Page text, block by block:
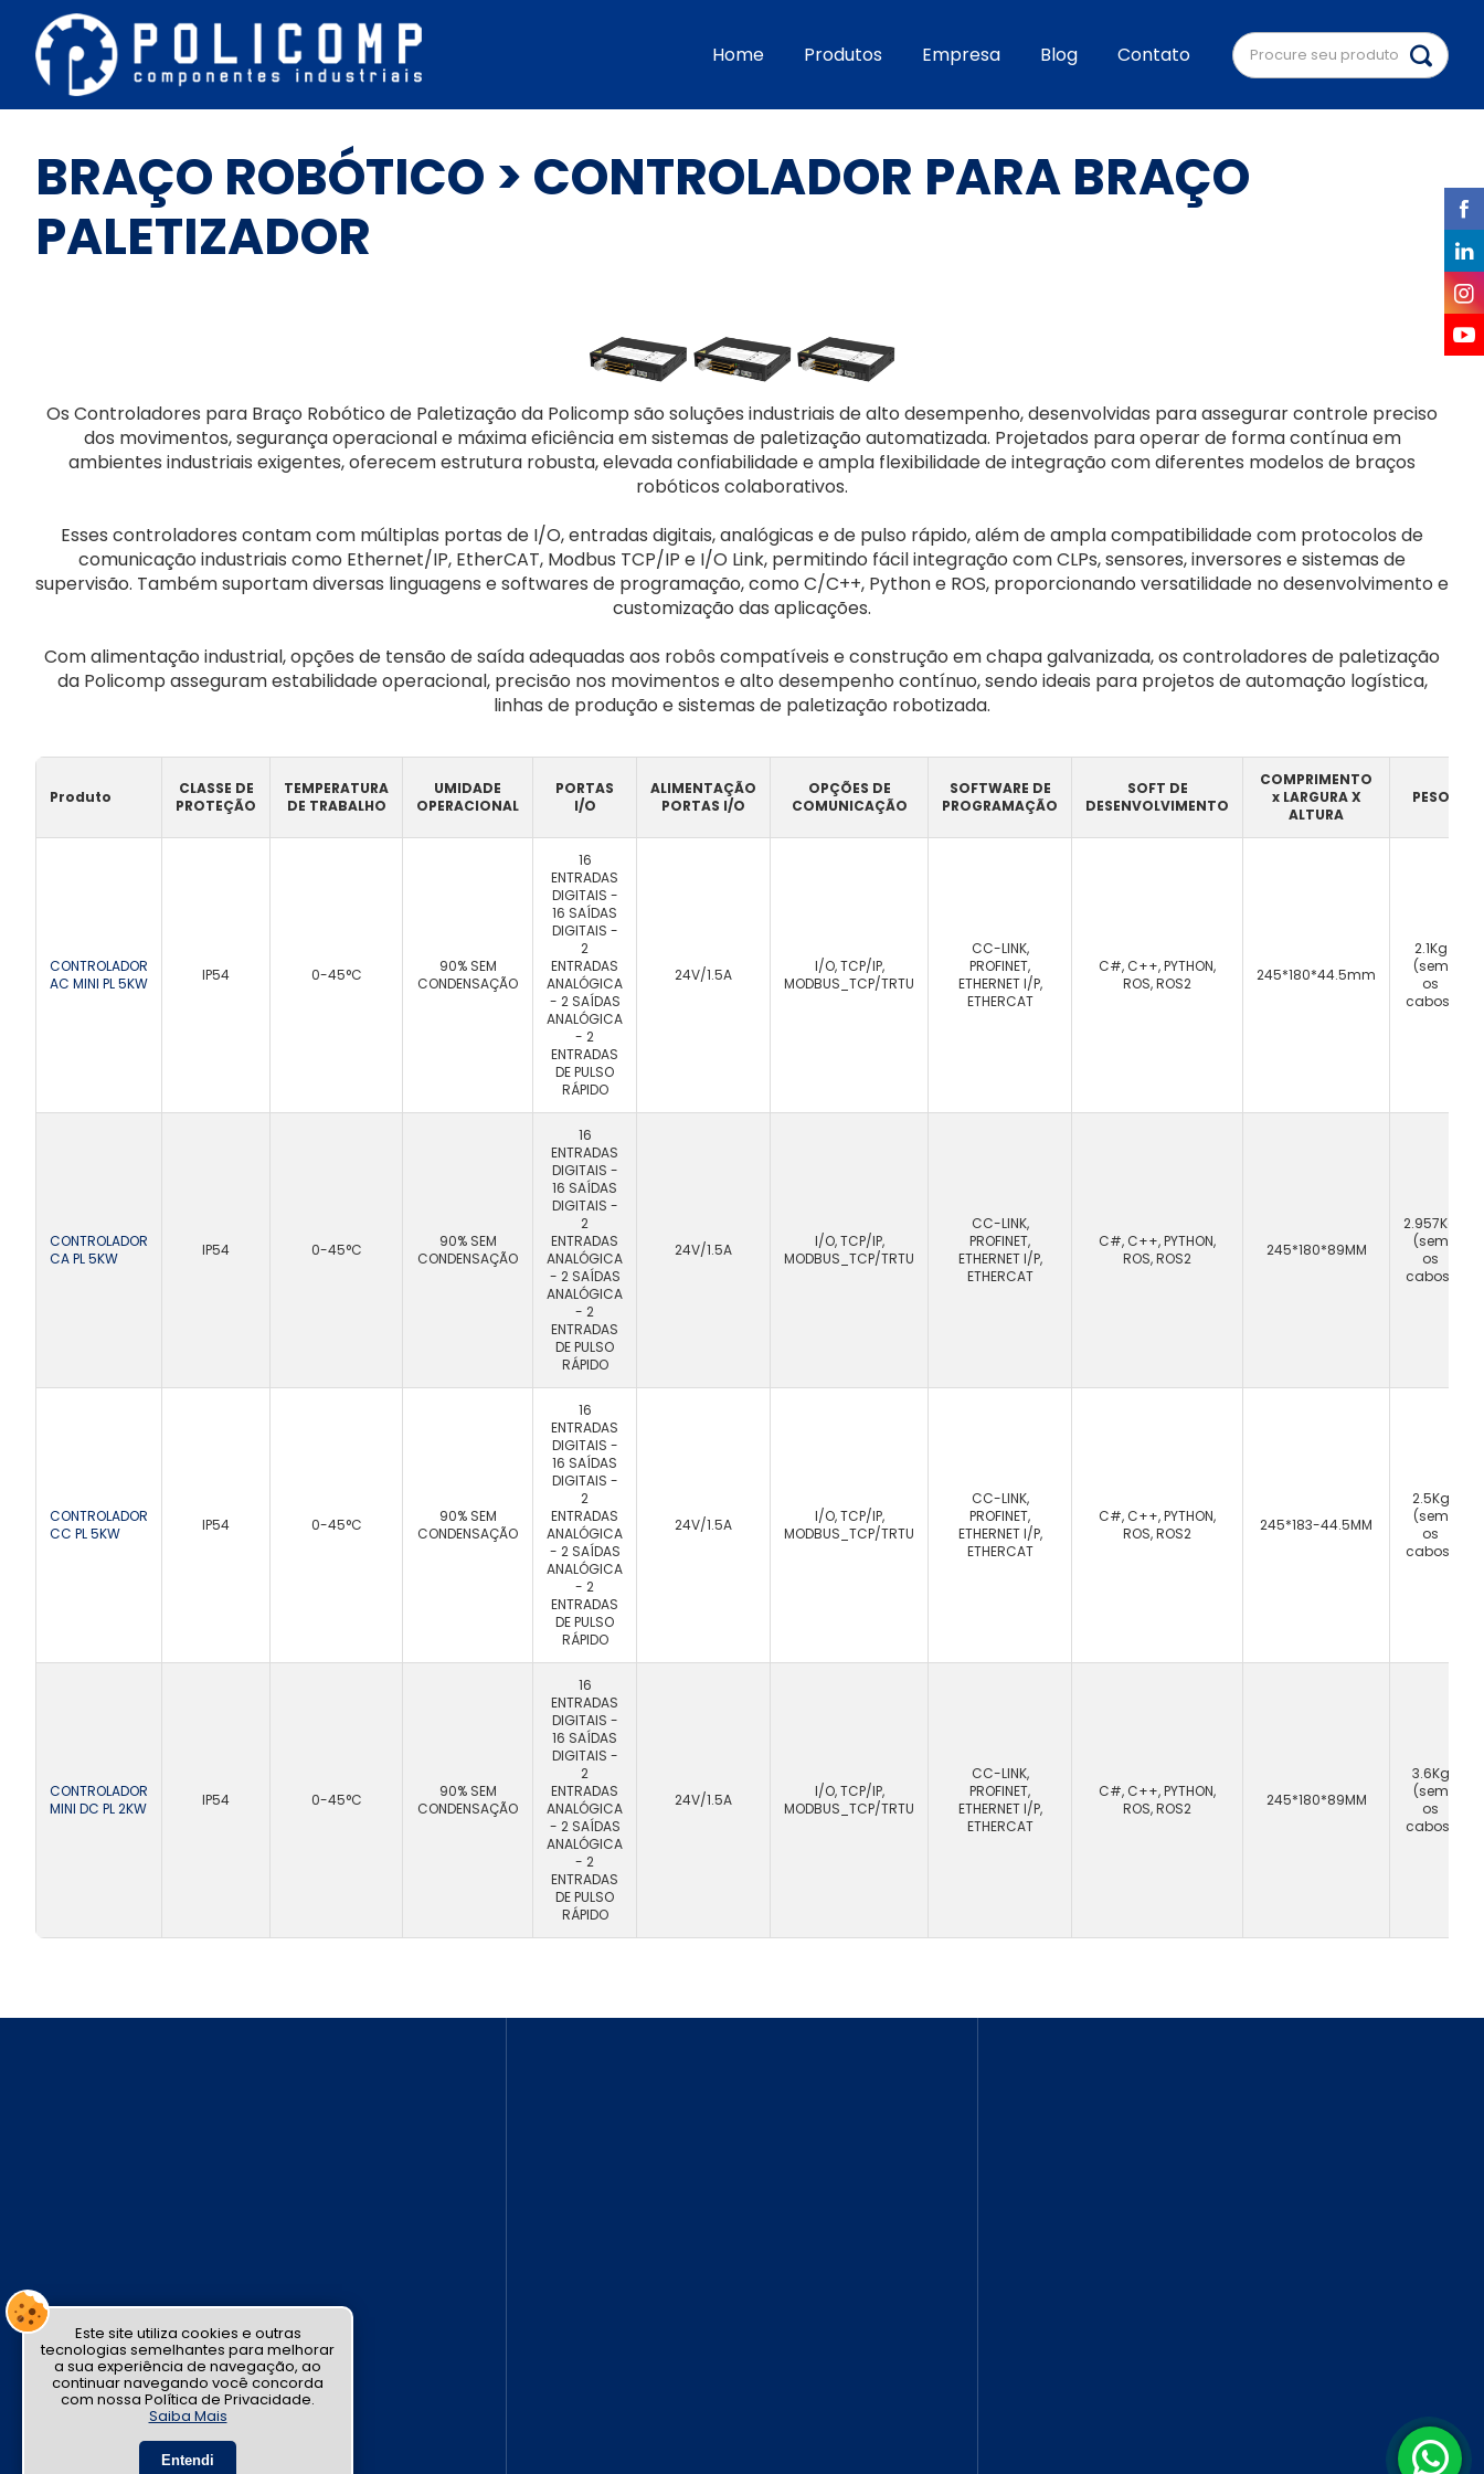
Home Produtos Empresa Blog Contato
BRAÇO ROBÓTICO > CONTROLADOR PARA BRAÇO
PALETIZADOR
Os Controladores para Braço Robótico de Paletização da Policomp são soluções industriais de alto desempenho, desenvolvidas para assegurar controle preciso
dos movimentos, segurança operacional e máxima eficiência em sistemas de paletização automatizada. Projetados para operar de forma contínua em
ambientes industriais exigentes, oferecem estrutura robusta, elevada confiabilidade e ampla flexibilidade de integração com diferentes modelos de braços
robóticos colaborativos.
Esses controladores contam com múltiplas portas de I/O, entradas digitais, analógicas e de pulso rápido, além de ampla compatibilidade com protocolos de
comunicação industriais como Ethernet/IP, EtherCAT, Modbus TCP/IP e I/O Link, permitindo fácil integração com CLPs, sensores, inversores e sistemas de
supervisão. Também suportam diversas linguagens e softwares de programação, como C/C++, Python e ROS, proporcionando versatilidade no desenvolvimento e
customização das aplicações.
Com alimentação industrial, opções de tensão de saída adequadas aos robôs compatíveis e construção em chapa galvanizada, os controladores de paletização
da Policomp asseguram estabilidade operacional, precisão nos movimentos e alto desempenho contínuo, sendo ideais para projetos de automação logística,
linhas de produção e sistemas de paletização robotizada.
Produto
CLASSE DE
PROTEÇÃO
TEMPERATURA
DE TRABALHO
UMIDADE
OPERACIONAL
PORTAS
I/O
ALIMENTAÇÃO
PORTAS I/O
OPÇÕES DE
COMUNICAÇÃO
SOFTWARE DE
PROGRAMAÇÃO
SOFT DE
DESENVOLVIMENTO
COMPRIMENTO
x LARGURA X
ALTURA
PESO
CONTROLADOR
AC MINI PL 5KW
IP54 0-45°C
90% SEM
CONDENSAÇÃO
16
ENTRADAS
DIGITAIS -
16 SAÍDAS
DIGITAIS -
2
ENTRADAS
ANALÓGICA
- 2 SAÍDAS
ANALÓGICA
- 2
ENTRADAS
DE PULSO
RÁPIDO
24V/1.5A
I/O, TCP/IP,
MODBUS_TCP/TRTU
CC-LINK,
PROFINET,
ETHERNET I/P,
ETHERCAT
C#, C++, PYTHON,
ROS, ROS2
245*180*44.5mm
2.1Kg
(sem
os
cabos)
CONTROLADOR
CA PL 5KW
IP54 0-45°C
90% SEM
CONDENSAÇÃO
16
ENTRADAS
DIGITAIS -
16 SAÍDAS
DIGITAIS -
2
ENTRADAS
ANALÓGICA
- 2 SAÍDAS
ANALÓGICA
- 2
ENTRADAS
DE PULSO
RÁPIDO
24V/1.5A
I/O, TCP/IP,
MODBUS_TCP/TRTU
CC-LINK,
PROFINET,
ETHERNET I/P,
ETHERCAT
C#, C++, PYTHON,
ROS, ROS2
245*180*89MM
2.957Kg
(sem
os
cabos)
CONTROLADOR
CC PL 5KW
IP54 0-45°C
90% SEM
CONDENSAÇÃO
16
ENTRADAS
DIGITAIS -
16 SAÍDAS
DIGITAIS -
2
ENTRADAS
ANALÓGICA
- 2 SAÍDAS
ANALÓGICA
- 2
ENTRADAS
DE PULSO
RÁPIDO
24V/1.5A
I/O, TCP/IP,
MODBUS_TCP/TRTU
CC-LINK,
PROFINET,
ETHERNET I/P,
ETHERCAT
C#, C++, PYTHON,
ROS, ROS2
245*183-44.5MM
2.5Kg
(sem
os
cabos)
CONTROLADOR
MINI DC PL 2KW
IP54 0-45°C
90% SEM
CONDENSAÇÃO
16
ENTRADAS
DIGITAIS -
16 SAÍDAS
DIGITAIS -
2
ENTRADAS
ANALÓGICA
- 2 SAÍDAS
ANALÓGICA
- 2
ENTRADAS
DE PULSO
RÁPIDO
24V/1.5A
I/O, TCP/IP,
MODBUS_TCP/TRTU
CC-LINK,
PROFINET,
ETHERNET I/P,
ETHERCAT
C#, C++, PYTHON,
ROS, ROS2
245*180*89MM
3.6Kg
(sem
os
cabos)
Este site utiliza cookies e outras
tecnologias semelhantes para melhorar
a sua experiência de navegação, ao
continuar navegando você concorda
com nossa Política de Privacidade.
Saiba Mais
Entendi